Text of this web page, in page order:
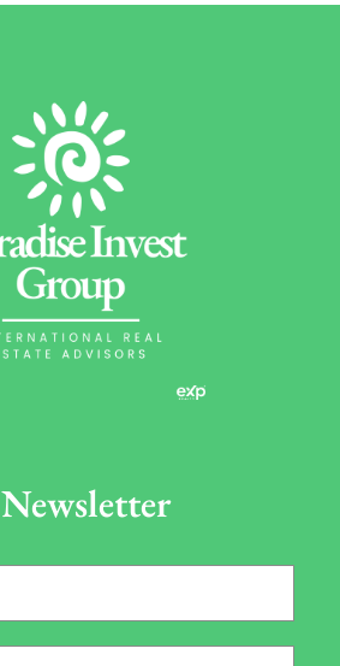
Newsletter